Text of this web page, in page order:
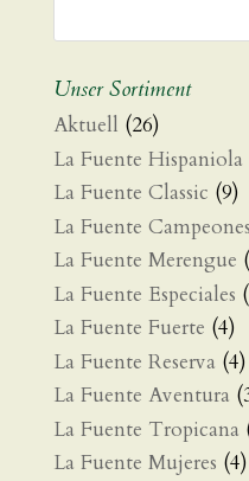
Unser Sortiment
Aktuell (26)
La Fuente Hispaniola
La Fuente Classic (9)
La Fuente Campeones
La Fuente Merengue
La Fuente Especiales
La Fuente Fuerte (4)
La Fuente Reserva (4)
La Fuente Aventura
La Fuente Tropicana
La Fuente Mujeres (4)